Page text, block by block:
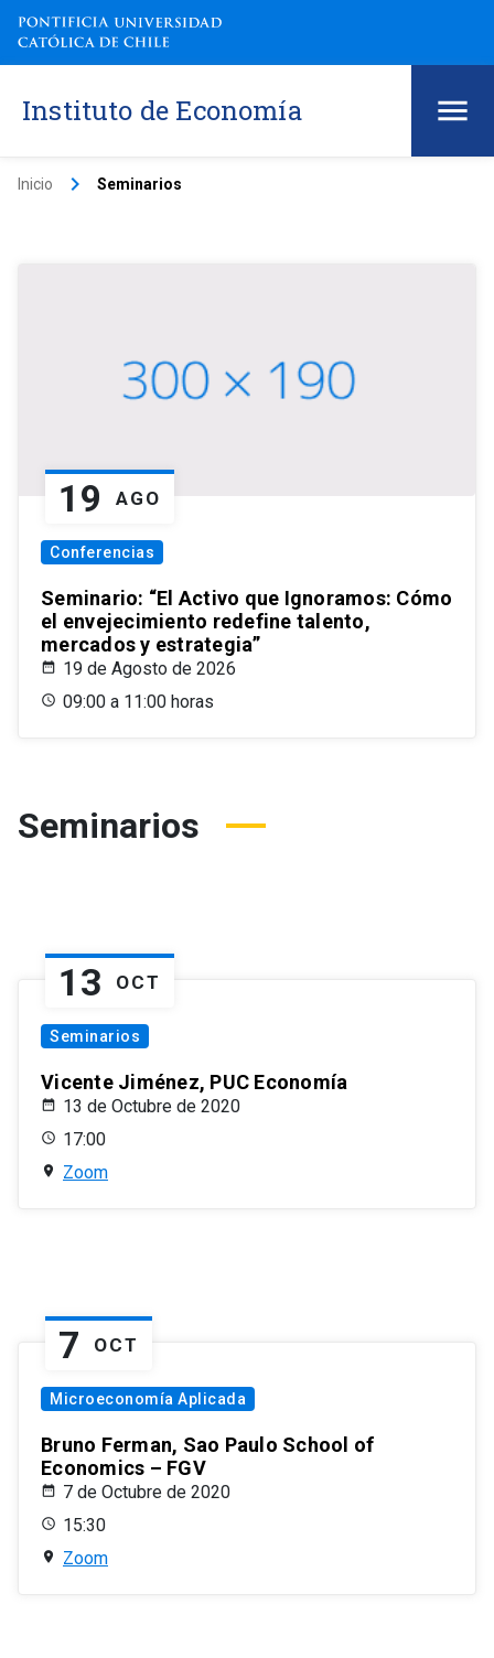
Instituto de Economía
Inicio keyboard_arrow_right Seminarios
19 AGO
Conferencias
Seminario: “El Activo que Ignoramos: Cómo
el envejecimiento redefine talento,
mercados y estrategia”
19 de Agosto de 2026
09:00 a 11:00 horas
Seminarios
13 OCT
Seminarios
Vicente Jiménez, PUC Economía
13 de Octubre de 2020
17:00
Zoom
7 OCT
Microeconomía Aplicada
Bruno Ferman, Sao Paulo School of
Economics – FGV
7 de Octubre de 2020
15:30
Zoom